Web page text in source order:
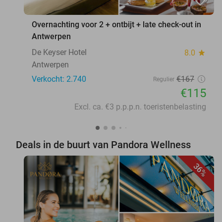
Overnachting voor 2 + ontbijt + late check-out in
Antwerpen
De Keyser Hotel
8.0 star
Antwerpen
Verkocht: 2.740
Regulier €167
€115
Excl. ca. €3 p.p.p.n. toeristenbelasting
Deals in de buurt van Pandora Wellness
36%